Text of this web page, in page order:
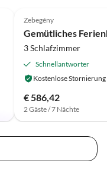
Zebegény
3 Schlafzimmer
Schnellantworter
Kostenlose Stornierung
€ 586,42
2 Gäste / 7 Nächte